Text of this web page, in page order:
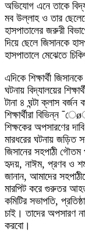
অভিযোগ এনে তাকে
মব উল্লাহ ও তার
হাসপাতালের জরুরী
দিয়ে ছেলে জিসানকে
হাসপাতালে মেঝেতে
এদিকে শিক্ষার্থী
ঘটনায় বিদ্যালয়ের
টানা ৪ ঘন্টা ক্লাস
শিক্ষার্থীরা বিভিন্ন
শিক্ষকের অপসারণের
মারধরের ঘটনায় জড়িত
জিসানের সহপাঠী
হৃদয়, নাঈম, প্রণব ও
জানান, আমাদের
মারপিট করে গুরুতর
কমিটির সভাপতি,
চাই। তাদের অপসারণ
করবো।